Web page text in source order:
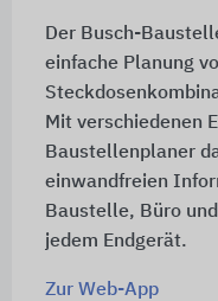
Der Busch-
einfache Planung
Mit verschiedenen
Baustellenplaner
einwandfreien
Baustelle, Büro
jedem Endgerät.
Zur Web-App